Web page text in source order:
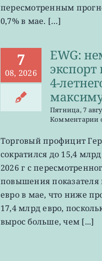
пересмотренным
0,7% в мае. […]
7
08, 2026
EWG:
4-
Пятница, 7
Комментариик
Торговый профицит
сократился до 15,4
2026 г с
повышения показателя
евро в мае, что ниже
17,4 млрд евро,
вырос больше, чем [...]